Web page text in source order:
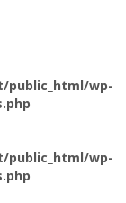
public_html/wp-
public_html/wp-